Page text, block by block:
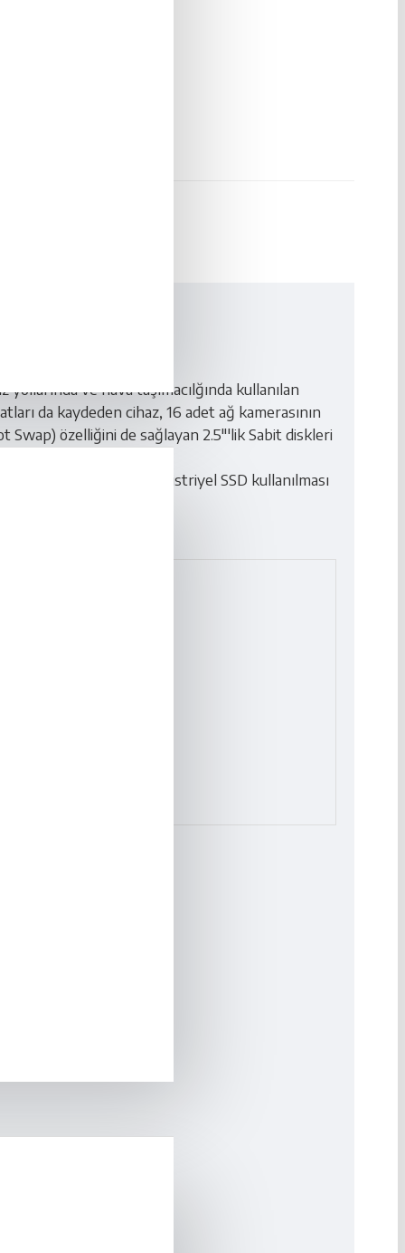
ve hava taşımacılğında kullanılan
da kaydeden cihaz, 16 adet ağ kamerasının
özelliğini de sağlayan 2.5"'lik Sabit diskleri
soğuk ortamlarda endistriyel SSD kullanılması